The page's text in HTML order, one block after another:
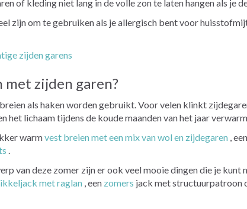
of kleding niet lang in de volle zon te laten hangen als je
zijn om te gebruiken als je allergisch bent voor
zijden garens
met zijden garen?
als haken worden gebruikt. Voor velen klinkt
het lichaam tijdens de koude maanden van het jaar
warmvest breien met een mix van wol en zijdegaren ,
.
van deze zomer zijn er ook veel mooie dingen die je
met raglan , een zomers jack met structuurpatroon